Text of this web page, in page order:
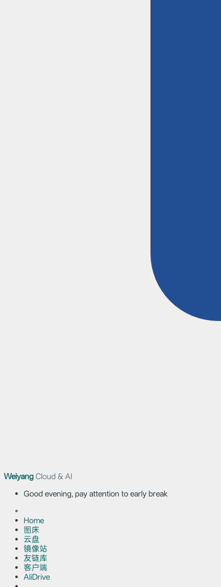
Weiyang Cloud & AI
Good evening, pay attention to early break
Home
图床
云盘
镜像站
友链库
客户端
AliDrive